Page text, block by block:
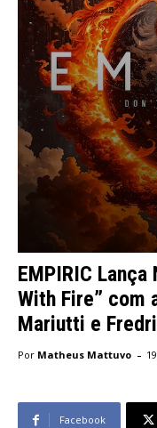
EMPIRIC Lança
With Fire” com
Mariutti e
Por Matheus Mattuvo -
Facebook